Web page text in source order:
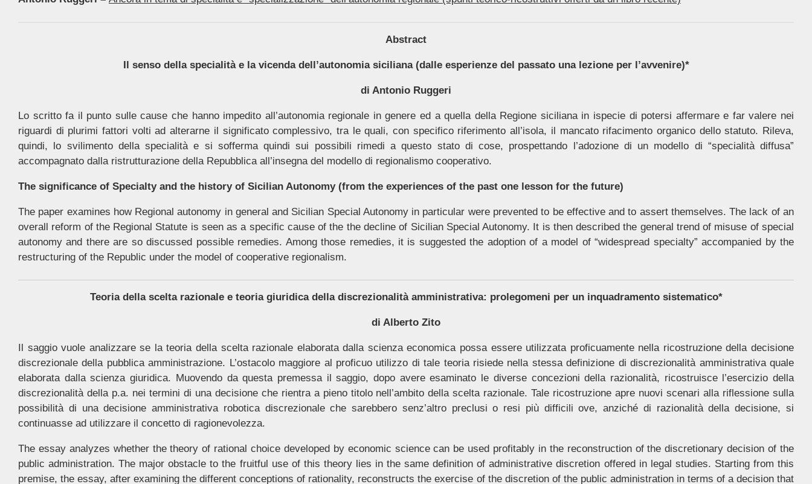
Abstract
Il senso della specialità e la vicenda dell’autonomia siciliana (dalle esperienze del passato una lezione per l’avvenire)*
di Antonio Ruggeri
Lo scritto fa il punto sulle cause che hanno impedito all’autonomia regionale in genere ed a quella della Regione siciliana in ispecie di potersi affermare e far valere nei
riguardi di plurimi fattori volti ad alterarne il significato complessivo, tra le quali, con specifico riferimento all’isola, il mancato rifacimento organico dello statuto. Rileva,
quindi, lo svilimento della specialità e si sofferma quindi sui possibili rimedi a questo stato di cose, prospettando l’adozione di un modello di “specialità diffusa”
accompagnato dalla ristrutturazione della Repubblica all’insegna del modello di regionalismo cooperativo.
The significance of Specialty and the history of Sicilian Autonomy (from the experiences of the past one lesson for the future)
The paper examines how Regional autonomy in general and Sicilian Special Autonomy in particular were prevented to be effective and to assert themselves. The lack of an
overall reform of the Regional Statute is seen as a specific cause of the the decline of Sicilian Special Autonomy. It is then described the general trend of misuse of special
autonomy and there are so discussed possible remedies. Among those remedies, it is suggested the adoption of a model of “widespread specialty” accompanied by the
restructuring of the Republic under the model of cooperative regionalism.
Teoria della scelta razionale e teoria giuridica della discrezionalità amministrativa: prolegomeni per un inquadramento sistematico*
di Alberto Zito
Il saggio vuole analizzare se la teoria della scelta razionale elaborata dalla scienza economica possa essere utilizzata proficuamente nella ricostruzione della decisione
discrezionale della pubblica amministrazione. L’ostacolo maggiore al proficuo utilizzo di tale teoria risiede nella stessa definizione di discrezionalità amministrativa quale
elaborata dalla scienza giuridica. Muovendo da questa premessa il saggio, dopo avere esaminato le diverse concezioni della razionalità, ricostruisce l’esercizio della
discrezionalità della p.a. nei termini di una decisione che rientra a pieno titolo nell’ambito della scelta razionale. Tale ricostruzione apre nuovi scenari alla riflessione sulla
possibilità di una decisione amministrativa robotica discrezionale che sarebbero senz’altro preclusi o resi più difficili ove, anziché di razionalità della decisione, si
continuasse ad utilizzare il concetto di ragionevolezza.
The essay analyzes whether the theory of rational choice developed by economic science can be used profitably in the reconstruction of the discretionary decision of the
public administration. The major obstacle to the fruitful use of this theory lies in the same definition of administrative discretion offered in legal studies. Starting from this
premise, the essay, after examining the different conceptions of rationality, reconstructs the exercise of the discretion of the public administration in terms of a decision that